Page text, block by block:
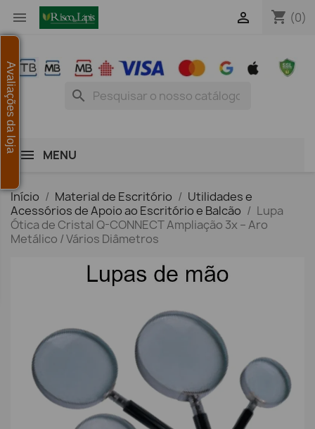
 shopping_cart (0)

search
MENU
Início Material de Escritório
Utilidades e
Acessórios de Apoio ao Escritório e Balcão
Lupa
Ótica de Cristal Q-CONNECT Ampliação 3x – Aro
Metálico / Vários Diâmetros
Avaliações da loja